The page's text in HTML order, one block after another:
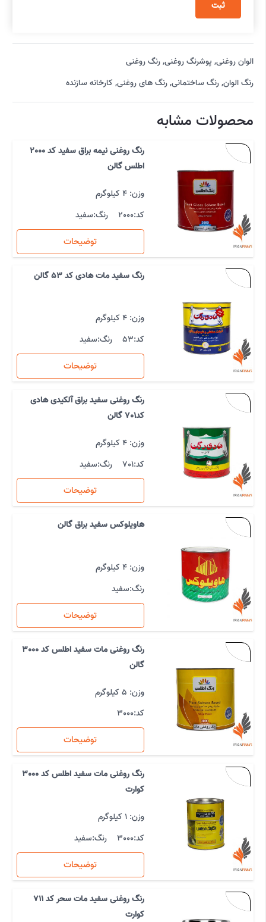
الوان روغنی, پوشرنگ روغنی,رنگ روغنی
رنگ الوان,رنگ ساختمانی,رنگ های روغنی, کارخانه سازنده
محصولات مشابه
رنگ روغنی نیمه براق سفید کد 2000
اطلس گالن
وزن: 4 کیلوگرم
کد:2000 رنگ:سفید
توضیحات
رنگ سفید مات هادی کد 53 گالن
وزن: 4 کیلوگرم
کد:53 رنگ:سفید
توضیحات
رنگ روغنی سفید براق آلکیدی هادی
کد701 گالن
وزن: 4 کیلوگرم
کد:701 رنگ:سفید
توضیحات
هاویلوکس سفید براق گالن
وزن: 4 کیلوگرم
رنگ:سفید
توضیحات
رنگ روغنی مات سفید اطلس کد 3000
گالن
وزن: 5 کیلوگرم
کد:3000
توضیحات
رنگ روغنی مات سفید اطلس کد 3000
کوارت
وزن: 1 کیلوگرم
کد:3000 رنگ:سفید
توضیحات
رنگ روغنی سفید مات سحر کد 711
کوارت